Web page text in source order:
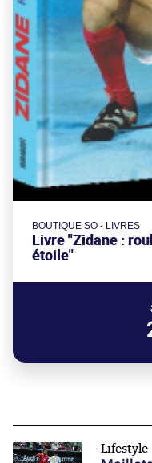
BOUTIQUE SO - LIVRES
Livre "Zidane :
étoile"
Lifestyle